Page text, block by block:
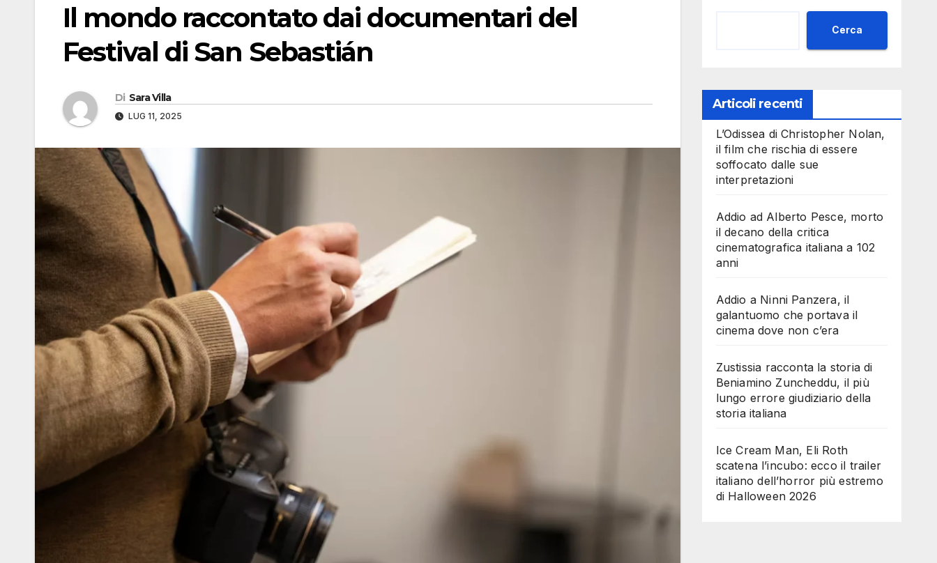
Il mondo raccontato dai documentari del
Festival di San Sebastián
Di Sara Villa
LUG 11, 2025
Cerca
Articoli recenti
L’Odissea di Christopher Nolan,
il film che rischia di essere
soffocato dalle sue
interpretazioni
Addio ad Alberto Pesce, morto
il decano della critica
cinematografica italiana a 102
anni
Addio a Ninni Panzera, il
galantuomo che portava il
cinema dove non c’era
Zustissia racconta la storia di
Beniamino Zuncheddu, il più
lungo errore giudiziario della
storia italiana
Ice Cream Man, Eli Roth
scatena l’incubo: ecco il trailer
italiano dell’horror più estremo
di Halloween 2026